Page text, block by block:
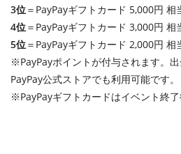
3位＝PayPayギフトカード 5,000円
4位＝PayPayギフトカード 3,000円
5位＝PayPayギフトカード 2,000円
※PayPayポイントが付与されます。出
PayPay公式ストアでも利用可能です。
※PayPayギフトカードはイベント終了